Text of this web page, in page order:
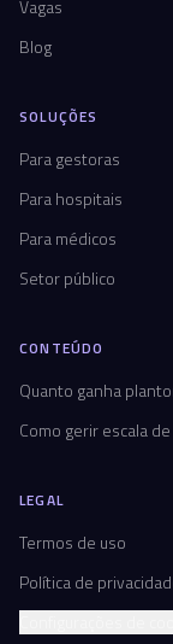
Vagas
Blog
SOLUÇÕES
Para gestoras
Para hospitais
Para médicos
Setor público
CONTEÚDO
Quanto ganha
Como gerir escala
LEGAL
Termos de uso
Política de